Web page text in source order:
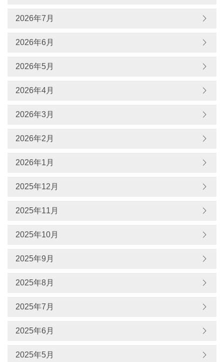
2026年7月
2026年6月
2026年5月
2026年4月
2026年3月
2026年2月
2026年1月
2025年12月
2025年11月
2025年10月
2025年9月
2025年8月
2025年7月
2025年6月
2025年5月